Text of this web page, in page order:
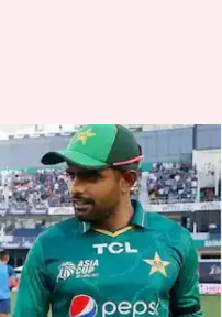
పాక్ హై ఓల్టేట్
కీలక నిర్ణయం
03:20 pm